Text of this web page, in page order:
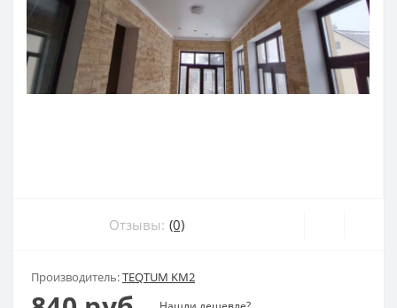
Отзывы: (0)
Производитель:TEQTUM KM2